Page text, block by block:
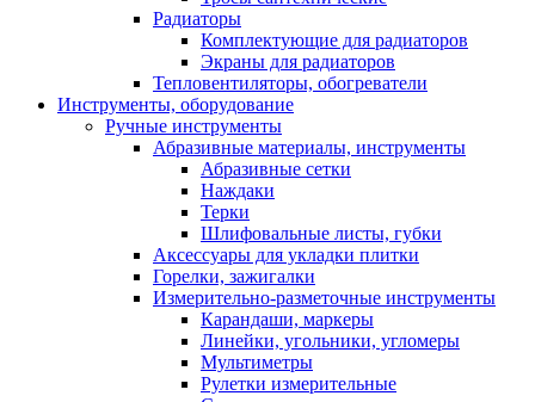
Радиаторы
Комплектующие для радиаторов
Экраны для радиаторов
Тепловентиляторы, обогреватели
Инструменты, оборудование
Ручные инструменты
Абразивные материалы, инструменты
Абразивные сетки
Наждаки
Терки
Шлифовальные листы, губки
Аксессуары для укладки плитки
Горелки, зажигалки
Измерительно-разметочные инструменты
Карандаши, маркеры
Линейки, угольники, угломеры
Мультиметры
Рулетки измерительные